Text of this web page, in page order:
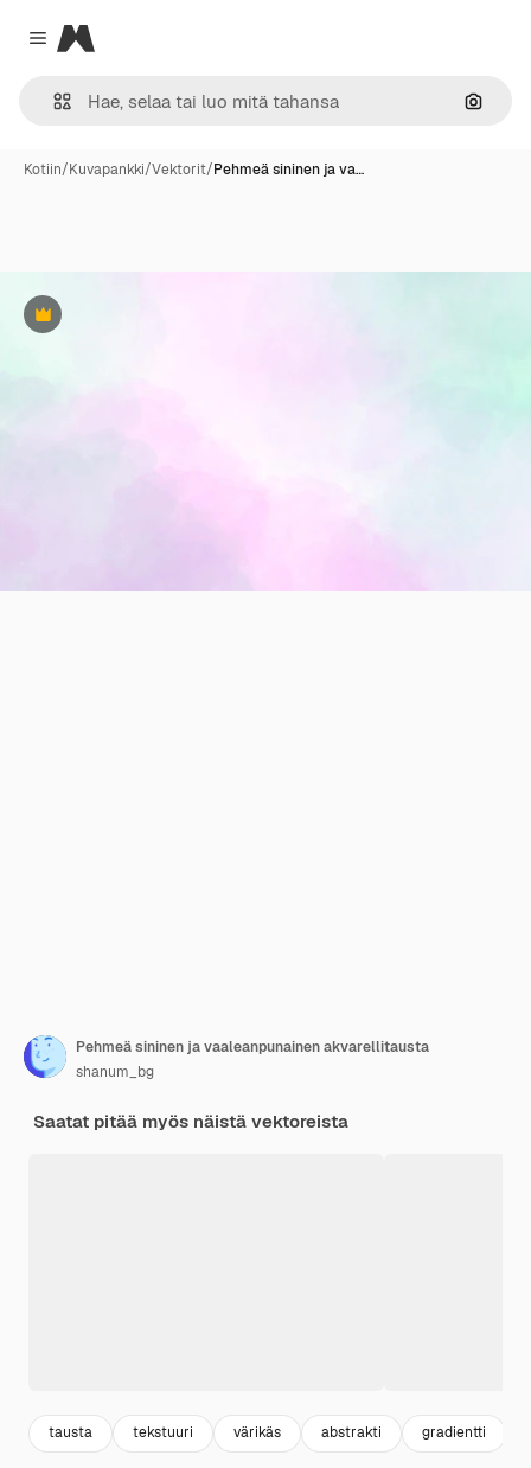
Close menu
Magnific
Hae
Kotiin/Kuvapankki/Vektorit/Pehmeä sininen ja va…
Premium
Pehmeä sininen ja vaaleanpunainen akvarellitausta
shanum_bg
Saatat pitää myös näistä vektoreista
tausta tekstuuri värikäs abstrakti gradientti